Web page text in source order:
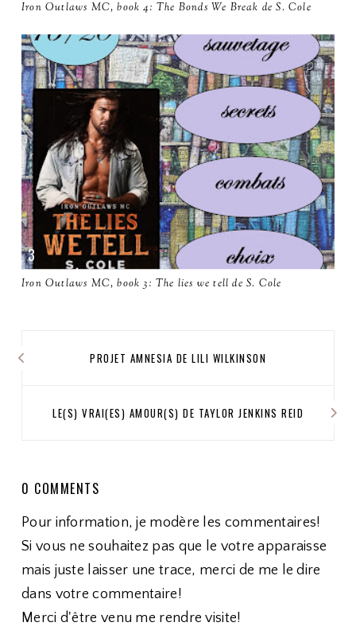
Iron Outlaws MC, book 4: The Bonds We Break de S. Cole
Iron Outlaws MC, book 3: The lies we tell de S. Cole
PROJET AMNESIA DE LILI WILKINSON
LE(S) VRAI(ES) AMOUR(S) DE TAYLOR JENKINS REID
0 COMMENTS
Pour information, je modère les commentaires!
Si vous ne souhaitez pas que le votre apparaisse
mais juste laisser une trace, merci de me le dire
dans votre commentaire!
Merci d'être venu me rendre visite!